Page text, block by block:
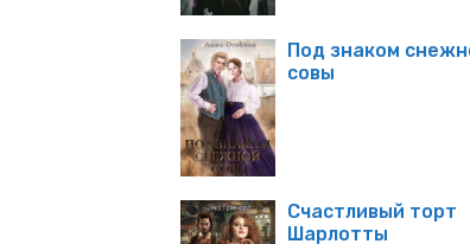
Под знаком
совы
Счастливый торт
Шарлотты